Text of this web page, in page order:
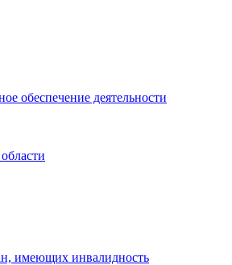
обеспечение деятельности
имеющих инвалидность